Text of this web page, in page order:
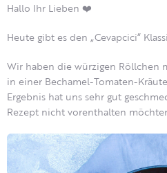
Hallo Ihr Lieben ❤️
Heute gibt es den „Cevapcici“
Wir haben die würzigen Röllchen
in einer Bechamel-Tomaten-
Ergebnis hat uns sehr gut
Rezept nicht vorenthalten